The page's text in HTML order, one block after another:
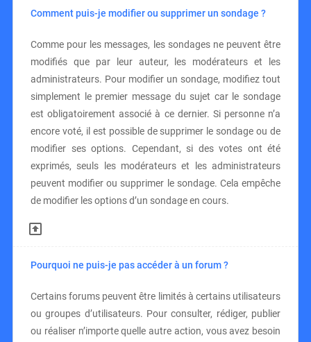
Comment puis-je modifier ou supprimer un sondage ?
Comme pour les messages, les sondages ne peuvent être
modifiés que par leur auteur, les modérateurs et les
administrateurs. Pour modifier un sondage, modifiez tout
simplement le premier message du sujet car le sondage
est obligatoirement associé à ce dernier. Si personne n’a
encore voté, il est possible de supprimer le sondage ou de
modifier ses options. Cependant, si des votes ont été
exprimés, seuls les modérateurs et les administrateurs
peuvent modifier ou supprimer le sondage. Cela empêche
de modifier les options d’un sondage en cours.
Pourquoi ne puis-je pas accéder à un forum ?
Certains forums peuvent être limités à certains utilisateurs
ou groupes d’utilisateurs. Pour consulter, rédiger, publier
ou réaliser n’importe quelle autre action, vous avez besoin